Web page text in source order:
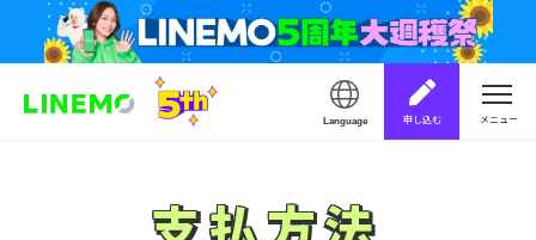
Language 申し込む メニュー
支払方法